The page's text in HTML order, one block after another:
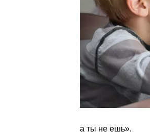
а ты не ешь».